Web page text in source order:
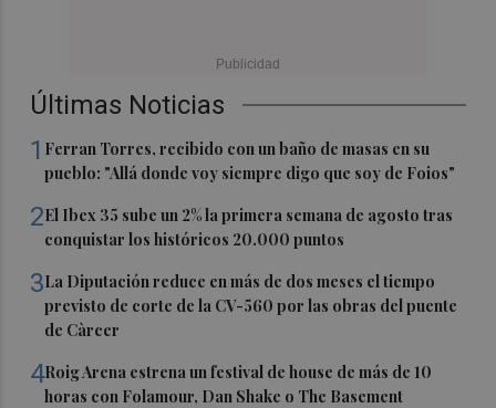
Últimas Noticias
1 Ferran Torres, recibido con un baño de masas en su
pueblo: "Allá donde voy siempre digo que soy de Foios"
2El Ibex 35 sube un 2% la primera semana de agosto tras
conquistar los históricos 20.000 puntos
3La Diputación reduce en más de dos meses el tiempo
previsto de corte de la CV-560 por las obras del puente
de Càrcer
4Roig Arena estrena un festival de house de más de 10
horas con Folamour, Dan Shake o The Basement